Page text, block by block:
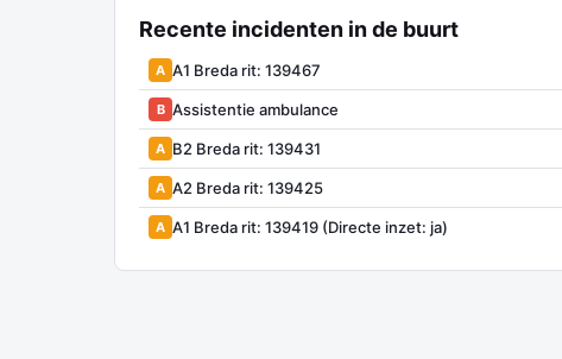
Recente incidenten in de buurt
A A1 Breda rit: 139467
B Assistentie ambulance
A B2 Breda rit: 139431
A A2 Breda rit: 139425
A A1 Breda rit: 139419 (Directe inzet: ja)